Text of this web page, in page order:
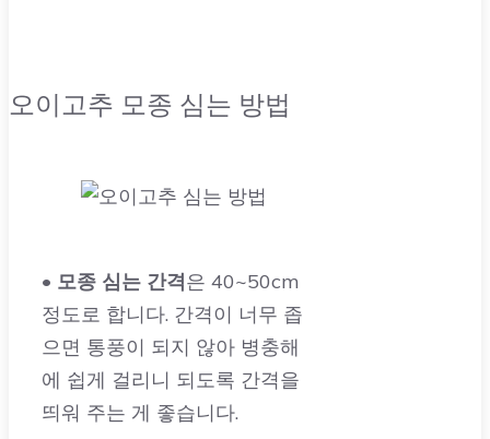
오이고추 모종 심는 방법
• 모종 심는 간격은 40~50cm
정도로 합니다. 간격이 너무 좁
으면 통풍이 되지 않아 병충해
에 쉽게 걸리니 되도록 간격을
띄워 주는 게 좋습니다.